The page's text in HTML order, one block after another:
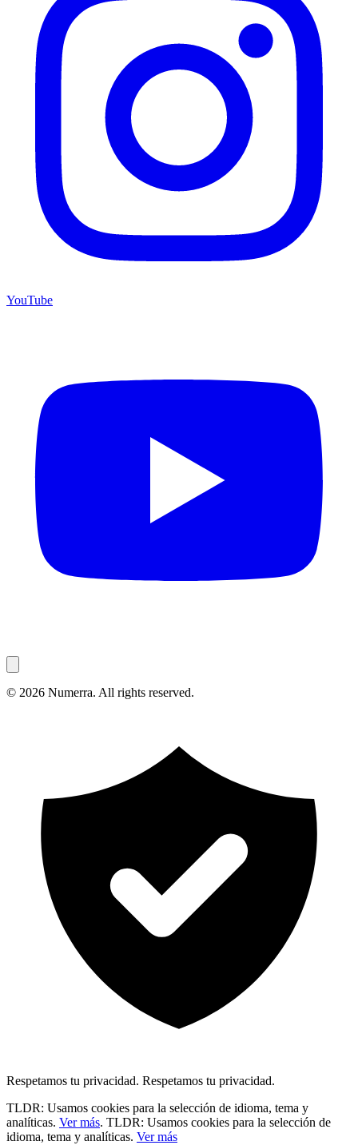
YouTube
© 2026 Numerra. All rights reserved.
Respetamos tu privacidad. Respetamos tu privacidad.
TLDR: Usamos cookies para la selección de idioma, tema y
analíticas. Ver más. TLDR: Usamos cookies para la selección de
idioma, tema y analíticas. Ver más